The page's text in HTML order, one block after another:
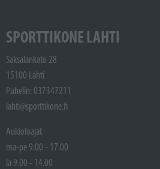
SPORTTIKONE LAHTI
Saksalankatu 28
15100 Lahti
Puhelin: 037347211
lahti@sporttikone.fi
Aukioloajat
ma-pe 9.00 - 17.00
la 9.00 - 14.00